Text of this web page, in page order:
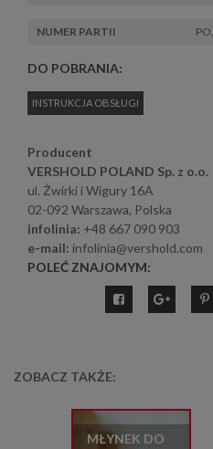
NUMER PARTII
DO POBRANIA:
INSTRUKCJA OBSŁUGI
Producent
VERSHOLD POLAND Sp. z o.o.
ul. Żwirki i Wigury 16A
02-092 Warszawa, Polska
infolinia: +48 667 090 903
e-mail: infolinia@vershold.com
POLEĆ ZNAJOMYM:
ZOBACZ TAKŻE:
MŁYNEK DO